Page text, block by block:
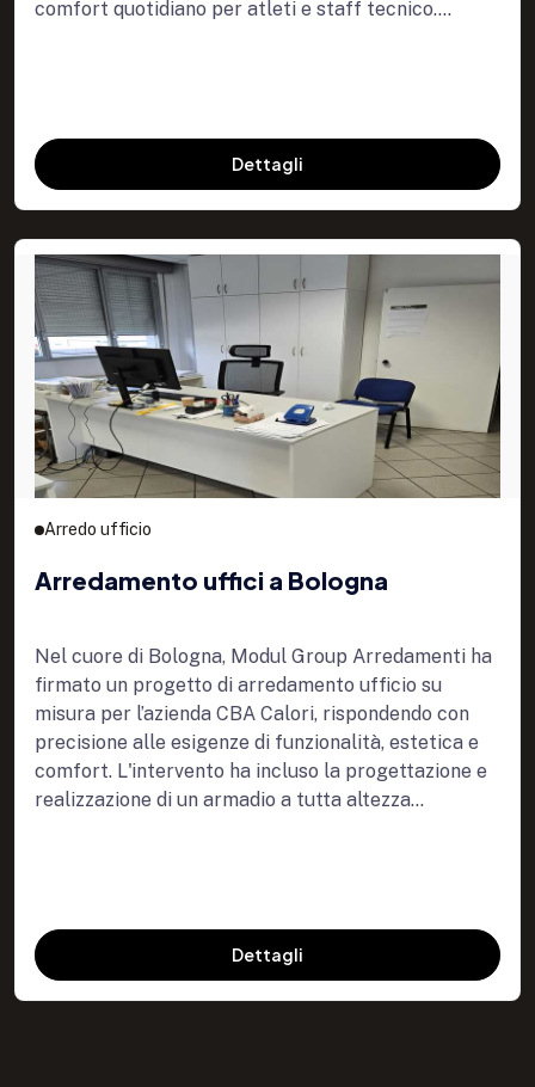
comfort quotidiano per atleti e staff tecnico....
Dettagli
Arredo ufficio
Arredamento uffici a Bologna
Nel cuore di Bologna, Modul Group Arredamenti ha
firmato un progetto di arredamento ufficio su
misura per l’azienda CBA Calori, rispondendo con
precisione alle esigenze di funzionalità, estetica e
comfort. L'intervento ha incluso la progettazione e
realizzazione di un armadio a tutta altezza...
Dettagli